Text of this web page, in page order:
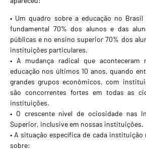
• Um quadro sobre a educação no
fundamental 70% dos alunos e das
públicas e no ensino superior 70% dos
instituições particulares.
• A mudança radical que
educação nos últimos 10 anos, quando
grandes grupos econômicos, com
são concorrentes fortes em todas as
instituições.
• O crescente nível de ociosidade nas
Superior, inclusive em nossas instituições.
• A situação específica de cada
sobre: